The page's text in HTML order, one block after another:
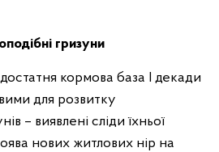
гризуни
кормова база І декади
для розвитку
– виявлені сліди їхньої
нових житлових нір на